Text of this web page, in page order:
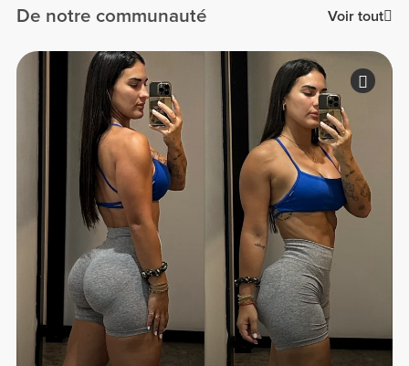
De notre communauté Voir tout